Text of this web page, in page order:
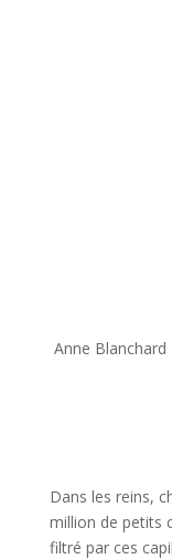
Anne
Dans les reins,
million de petits
filtré par ces